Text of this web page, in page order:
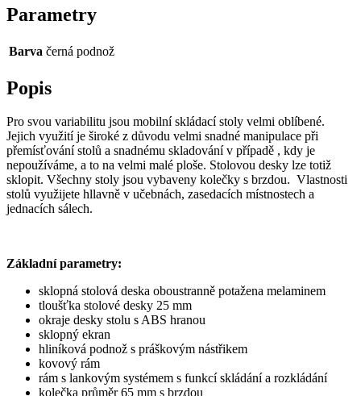
Parametry
Barva černá podnož
Popis
Pro svou variabilitu jsou mobilní skládací stoly velmi oblíbené.
Jejich využití je široké z důvodu velmi snadné manipulace při
přemísťování stolů a snadnému skladování v případě , kdy je
nepoužíváme, a to na velmi malé ploše. Stolovou desky lze totiž
sklopit. Všechny stoly jsou vybaveny kolečky s brzdou. Vlastnosti
stolů využijete hllavně v učebnách, zasedacích místnostech a
jednacích sálech.
Základní parametry:
sklopná stolová deska oboustranně potažena melaminem
tloušťka stolové desky 25 mm
okraje desky stolu s ABS hranou
sklopný ekran
hliníková podnož s práškovým nástřikem
kovový rám
rám s lankovým systémem s funkcí skládání a rozkládání
kolečka průměr 65 mm s brzdou